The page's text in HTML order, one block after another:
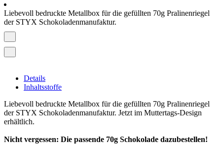
Liebevoll bedruckte Metallbox für die gefüllten 70g Pralinenriegel
der STYX Schokoladenmanufaktur.
Details
Inhaltsstoffe
Liebevoll bedruckte Metallbox für die gefüllten 70g Pralinenriegel
der STYX Schokoladenmanufaktur. Jetzt im Muttertags-Design
erhältlich.
Nicht vergessen: Die passende 70g Schokolade dazubestellen!